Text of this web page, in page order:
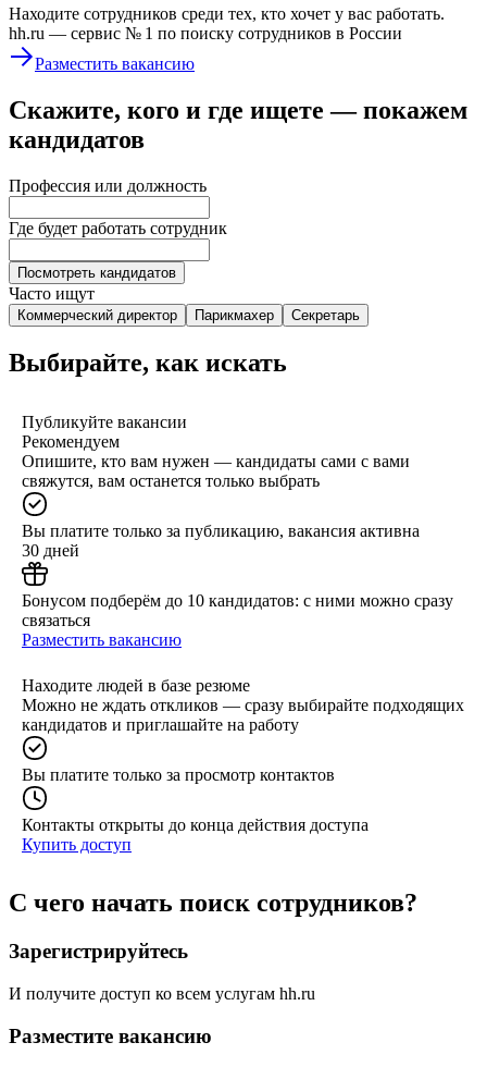
Находите сотрудников среди тех, кто хочет у вас работать.
hh.ru — сервис № 1 по поиску сотрудников в России
Разместить вакансию
Скажите, кого и где ищете — покажем
кандидатов
Профессия или должность
Где будет работать сотрудник
Посмотреть кандидатов
Часто ищут
Коммерческий директор Парикмахер Секретарь
Выбирайте, как искать
Публикуйте вакансии
Рекомендуем
Опишите, кто вам нужен — кандидаты сами с вами
свяжутся, вам останется только выбрать
Вы платите только за публикацию, вакансия активна
30 дней
Бонусом подберём до 10 кандидатов: с ними можно сразу
связаться
Разместить вакансию
Находите людей в базе резюме
Можно не ждать откликов — сразу выбирайте подходящих
кандидатов и приглашайте на работу
Вы платите только за просмотр контактов
Контакты открыты до конца действия доступа
Купить доступ
С чего начать поиск сотрудников?
Зарегистрируйтесь
И получите доступ ко всем услугам hh.ru
Разместите вакансию